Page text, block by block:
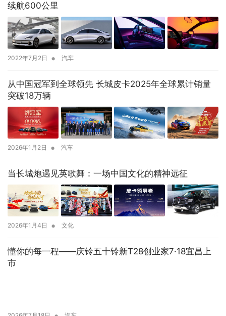
续航600公里
2022年7月2日 • 汽车
从中国冠军到全球领先 长城皮卡2025年全球累计销量
突破18万辆
2026年1月2日 • 汽车
当长城炮遇见英歌舞：一场中国文化的精神远征
2026年1月4日 • 文化
懂你的每一程——庆铃五十铃新T28创业家7·18宜昌上
市